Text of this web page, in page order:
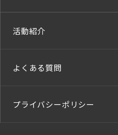
活動紹介
よくある質問
プライバシーポリシー